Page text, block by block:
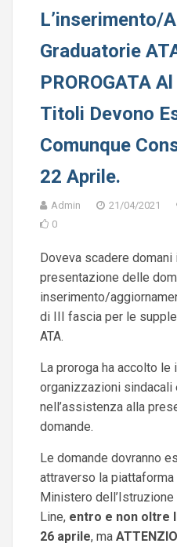
L’inserimento/
Graduatorie
PROROGATA
Titoli Devono
Comunque
22 Aprile.
Admin 21/04/2021
0
Doveva scadere
presentazione delle
inserimento/
di III fascia per le
ATA.
La proroga ha accolto le
organizzazioni sindacali
nell’assistenza alla
domande.
Le domande dovranno
attraverso la
Ministero
Line, entro e non oltre
26 aprile, ma